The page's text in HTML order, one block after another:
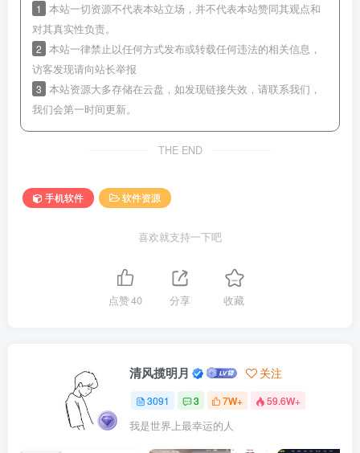
1
本站一切资源不代表本站立场，并不代表本站赞同其观点和
对其真实性负责。
2 本站一律禁止以任何方式发布或转载任何违法的相关信息，
访客发现请向站长举报
3 本站资源大多存储在云盘，如发现链接失效，请联系我们，
我们会第一时间更新。
THE END
手机软件 软件资源
喜欢就支持一下吧
点赞40 分享 收藏
清风揽明月 关注
3091 3 7W+ 59.6W+
我是世界上最幸运的人